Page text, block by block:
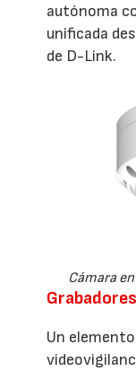
autónoma
unificada
de D-Link.
Cámara
Un